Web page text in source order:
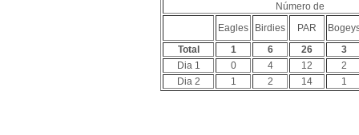
Número de
Eagles
Birdies PAR
Total
1 6 26
3
Dia 1
0 4 12
2
Dia 2
1 2 14 1